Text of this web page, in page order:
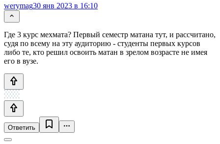
werymag30 янв 2023 в 16:10
Где 3 курс мехмата? Первый семестр матана тут, и рассчитано,
судя по всему на эту аудиторию - студенты первых курсов
либо те, кто решил освоить матан в зрелом возрасте не имея
его в вузе.
Ответить